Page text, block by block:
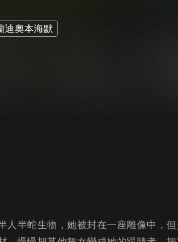
迪奧本海默
半蛇生物，她被封在一座雕像中，